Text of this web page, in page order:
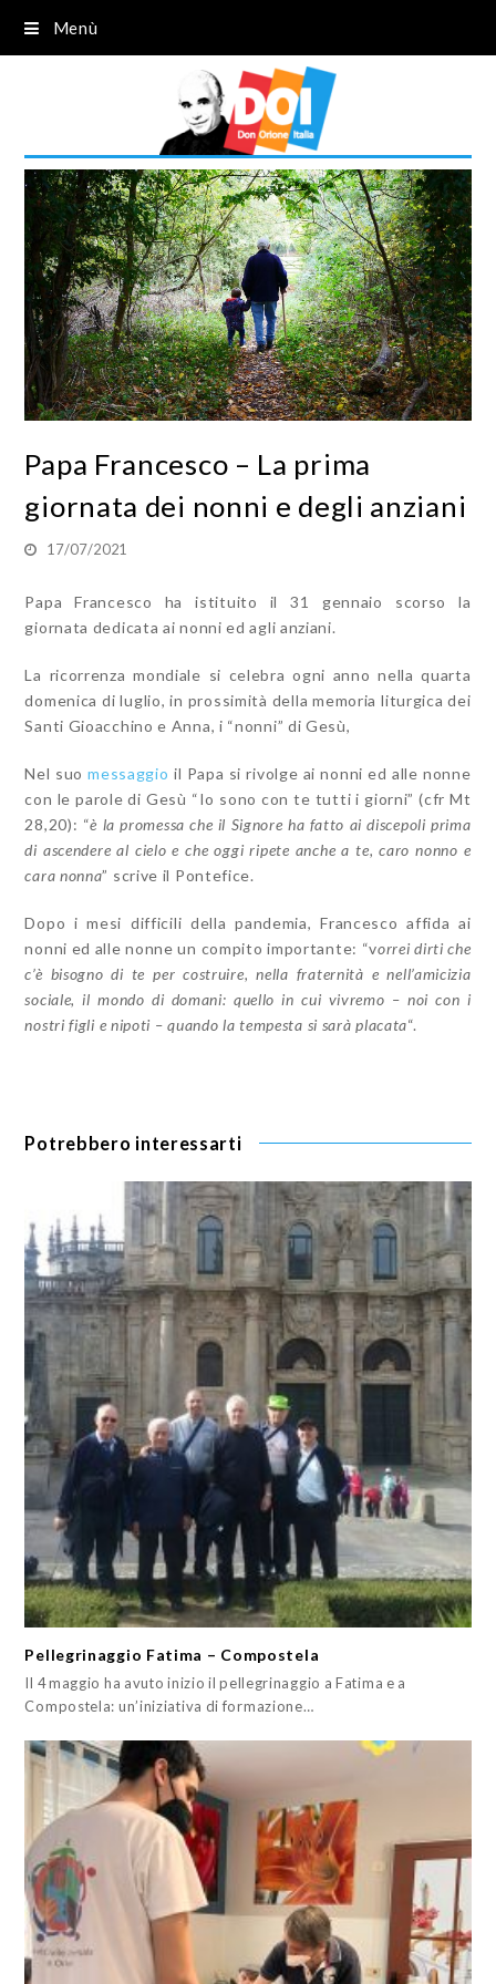
Menù
Papa Francesco – La prima
giornata dei nonni e degli anziani
17/07/2021
Papa Francesco ha istituito il 31 gennaio scorso la
giornata dedicata ai nonni ed agli anziani.
La ricorrenza mondiale si celebra ogni anno nella quarta
domenica di luglio, in prossimità della memoria liturgica dei
Santi Gioacchino e Anna, i “nonni” di Gesù,
Nel suomessaggio il Papa si rivolge ai nonni ed alle nonne
con le parole di Gesù “Io sono con te tutti i giorni” (cfrMt
28,20): “è la promessa che il Signore ha fatto ai discepoli prima
di ascendere al cielo e che oggi ripete anche a te, caro nonno e
cara nonna” scrive il Pontefice.
Dopo i mesi difficili della pandemia, Francesco affida ai
nonni ed alle nonne un compito importante: “vorrei dirti che
c’è bisogno di te per costruire, nella fraternità e nell’amicizia
sociale, il mondo di domani: quello in cui vivremo – noi con i
nostri figli e nipoti – quando la tempesta si sarà placata“.
Potrebbero interessarti
Pellegrinaggio Fatima – Compostela
Il 4 maggio ha avuto inizio il pellegrinaggio a Fatima e a
Compostela: un’iniziativa di formazione…